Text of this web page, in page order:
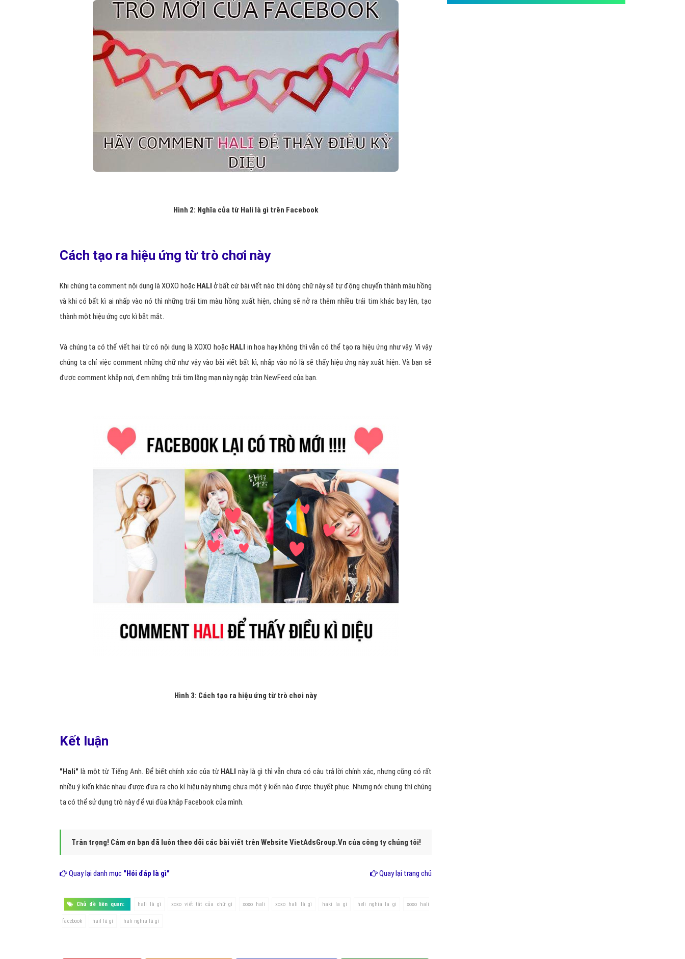
Hình 2: Nghĩa của từ Hali là gì trên Facebook
Cách tạo ra hiệu ứng từ trò chơi này
Khi chúng ta comment nội dung là XOXO hoặc HALI ở bất cứ bài viết nào thì dòng chữ này sẽ tự động chuyển thành màu hồng
và khi có bất kì ai nhấp vào nó thì những trái tim màu hồng xuất hiện, chúng sẽ nở ra thêm nhiều trái tim khác bay lên, tạo
thành một hiệu ứng cực kì bắt mắt.
Và chúng ta có thể viết hai từ có nội dung là XOXO hoặc HALI in hoa hay không thì vẫn có thể tạo ra hiệu ứng như vậy. Vì vậy
chúng ta chỉ việc comment những chữ như vậy vào bài viết bất kì, nhấp vào nó là sẽ thấy hiệu ứng này xuất hiện. Và bạn sẽ
được comment khắp nơi, đem những trái tim lãng mạn này ngập tràn NewFeed của bạn.
Hình 3: Cách tạo ra hiệu ứng từ trò chơi này
Kết luận
"Hali" là một từ Tiếng Anh. Để biết chính xác của từ HALI này là gì thì vẫn chưa có câu trả lời chính xác, nhưng cũng có rất
nhiều ý kiến khác nhau được đưa ra cho kí hiệu này nhưng chưa một ý kiến nào được thuyết phục. Nhưng nói chung thì chúng
ta có thể sử dụng trò này để vui đùa khắp Facebook của mình.
Trân trọng! Cảm ơn bạn đã luôn theo dõi các bài viết trên Website VietAdsGroup.Vn của công ty chúng tôi!
Quay lại danh mục "Hỏi đáp là gì" Quay lại trang chủ
Chủ đề liên quan: hali là gì xoxo viết tắt của chữ gì xoxo hali xoxo hali là gì haki la gi heli nghia la gi xoxo hali
facebook hail là gì hali nghĩa là gì